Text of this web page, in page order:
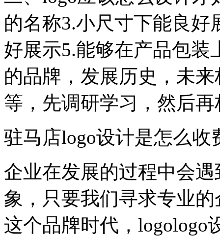
的名称3.小尺寸下能良好
好展示5.能够在产品包装
的品牌，发展历史，未
等，先调研学习，然后
驻马店logo设计是怎么收
企业在发展的过程中会
象，只要我们寻求专业
这个品牌时代，logologo